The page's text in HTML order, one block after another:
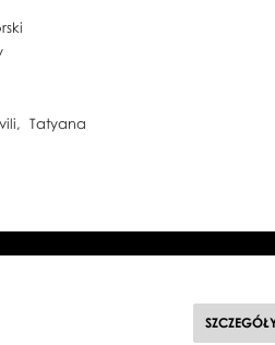
Tatyana